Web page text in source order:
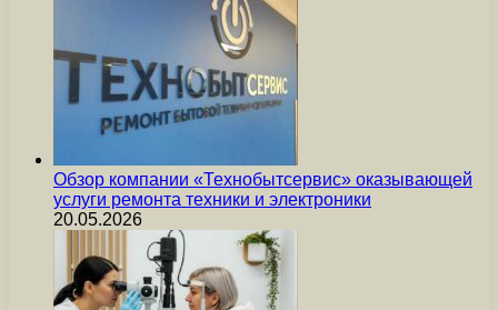
Обзор компании «Технобытсервис» оказывающей
услуги ремонта техники и электроники
20.05.2026